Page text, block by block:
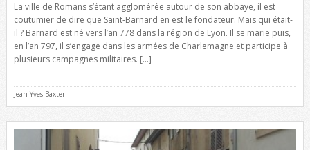
La ville de Romans s’étant agglomérée autour de son abbaye, il est
coutumier de dire que Saint-Barnard en est le fondateur. Mais qui était-
il ? Barnard est né vers l’an 778 dans la région de Lyon. Il se marie puis,
en l’an 797, il s’engage dans les armées de Charlemagne et participe à
plusieurs campagnes militaires. […]
Jean-Yves Baxter